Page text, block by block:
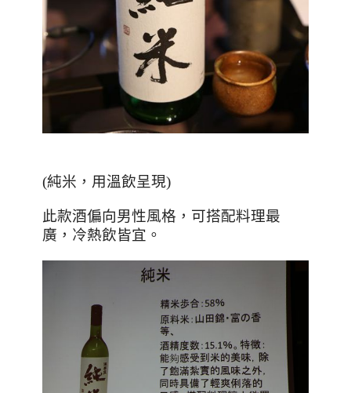
(純米，用溫飲呈現)
此款酒偏向男性風格，可搭配料理最
廣，冷熱飲皆宜。